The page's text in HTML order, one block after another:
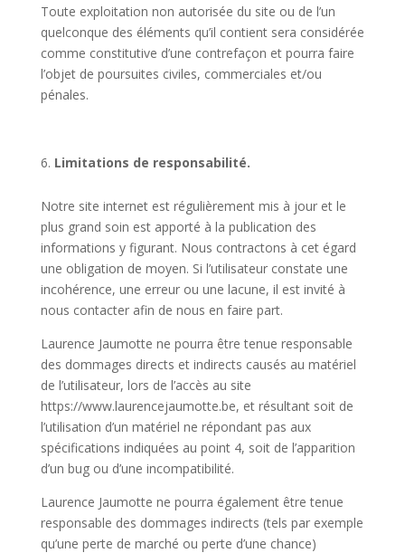
Toute exploitation non autorisée du site ou de l’un
quelconque des éléments qu’il contient sera considérée
comme constitutive d’une contrefaçon et pourra faire
l’objet de poursuites civiles, commerciales et/ou
pénales.
Limitations de responsabilité.
Notre site internet est régulièrement mis à jour et le
plus grand soin est apporté à la publication des
informations y figurant. Nous contractons à cet égard
une obligation de moyen. Si l’utilisateur constate une
incohérence, une erreur ou une lacune, il est invité à
nous contacter afin de nous en faire part.
Laurence Jaumotte ne pourra être tenue responsable
des dommages directs et indirects causés au matériel
de l’utilisateur, lors de l’accès au site
https://www.laurencejaumotte.be, et résultant soit de
l’utilisation d’un matériel ne répondant pas aux
spécifications indiquées au point 4, soit de l’apparition
d’un bug ou d’une incompatibilité.
Laurence Jaumotte ne pourra également être tenue
responsable des dommages indirects (tels par exemple
qu’une perte de marché ou perte d’une chance)